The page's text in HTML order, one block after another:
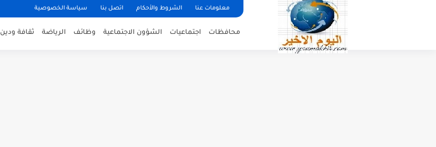
معلومات عنا الشروط والأحكام اتصل بنا سياسة الخصوصية
محافظات اجتماعيات الشؤون الاجتماعية وظائف الرياضة ثقافة ودين